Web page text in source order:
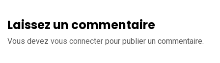
Laissez un commentaire
Vous devez vous connecter pour publier un commentaire.